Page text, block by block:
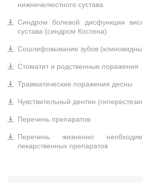
нижнечелюстного сустава
Синдром болевой дисфункции
сустава (синдром Костена)
Сошлифовывание зубов
Стоматит и родственные поражения
Травматические поражения десны
Чувствительный дентин
Перечень препаратов
Перечень жизненно
лекарственных препаратов